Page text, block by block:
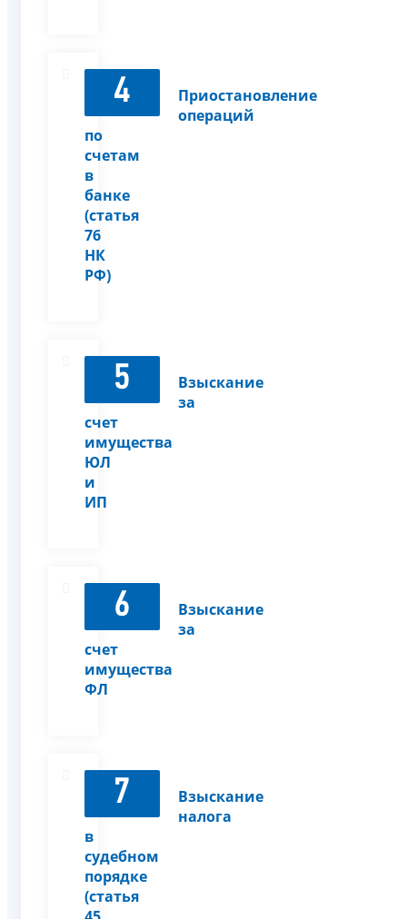
4
Приостановление
операций
по
счетам
в
банке
(статья
76
НК
РФ)
5
Взыскание
за
счет
имущества
ЮЛ
и
ИП
6
Взыскание
за
счет
имущества
ФЛ
7
Взыскание
налога
в
судебном
порядке
(статья